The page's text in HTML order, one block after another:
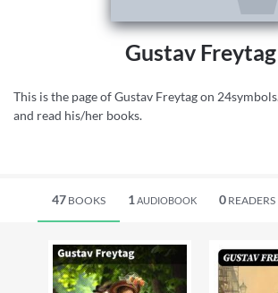
Gustav Freytag
This is the page of Gustav Freytag on
and read his/her books.
47 BOOKS 1 AUDIOBOOK 0READERS